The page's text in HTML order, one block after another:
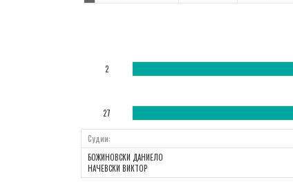
2
27
Судии:
БОЖИНОВСКИ ДАНИЕЛО
НАЧЕВСКИ ВИКТОР